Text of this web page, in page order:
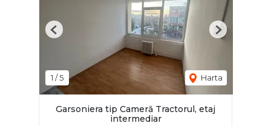
1 /5 Harta
Previous Next
Garsoniera tip Cameră Tractorul, etaj
intermediar